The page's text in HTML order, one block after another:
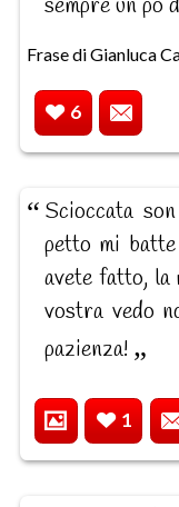
Frase di Gianluca
6
Scioccata
petto mi
avete fatto, la
vostra vedo
pazienza!
1